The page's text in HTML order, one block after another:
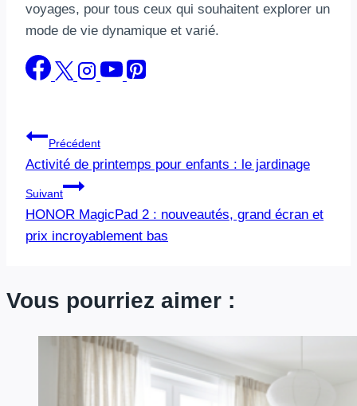
voyages, pour tous ceux qui souhaitent explorer un
mode de vie dynamique et varié.
Navigation
de
l’article
Précédent
Activité de printemps pour enfants : le jardinage
Suivant
HONOR MagicPad 2 : nouveautés, grand écran et
prix incroyablement bas
Vous pourriez aimer :